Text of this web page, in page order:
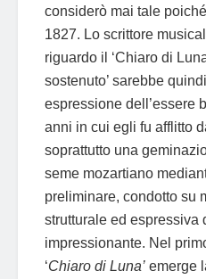
considerò mai tale
1827. Lo scrittore
riguardo il ‘Chiaro di
sostenuto’ sarebbe
espressione dell’essere
anni in cui egli fu afflitto
soprattutto una
seme mozartiano
preliminare, condotto su
strutturale ed espressiva
impressionante. Nel
‘Chiaro di Luna’ emerge